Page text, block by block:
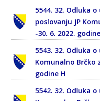
5544. 32. Odluka
poslovanju JP
-30. 6. 2022.
5543. 32. Odluka
Komunalno Brčko
godine H
5542. 32. Odluka